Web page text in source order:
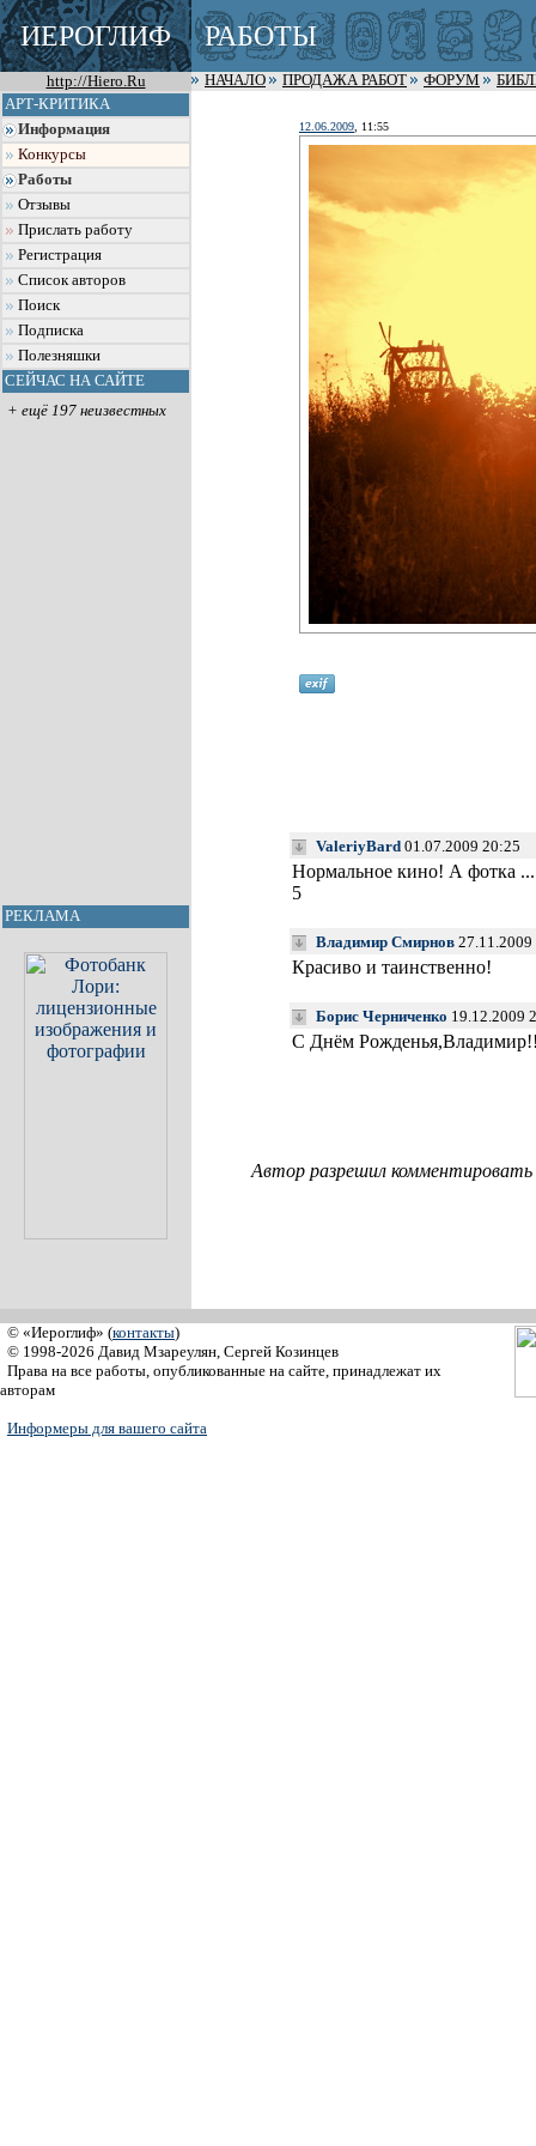
ИЕРОГЛИФ РАБОТЫ
http://Hiero.Ru НАЧАЛО ПРОДАЖА РАБОТ ФОРУМ
АРТ-КРИТИКА
Информация
Конкурсы
Работы
Отзывы
Прислать работу
Регистрация
Список авторов
Поиск
Подписка
Полезняшки
СЕЙЧАС НА САЙТЕ
+ ещё 197 неизвестных
РЕКЛАМА
12.06.2009 , 11:55
ValeriyBard 01.07.2009 20:25
Нормальное кино! А фотка
5
Владимир Смирнов
Красиво и таинственно!
Борис Черниченко 19.12.2009
С Днём
Автор разрешил
© «Иероглиф» (контакты)
© 1998-2026 Давид Мзареулян, Сергей Козинцев
Права на все работы, опубликованные на сайте, принадлежат их
авторам
Информеры для вашего сайта